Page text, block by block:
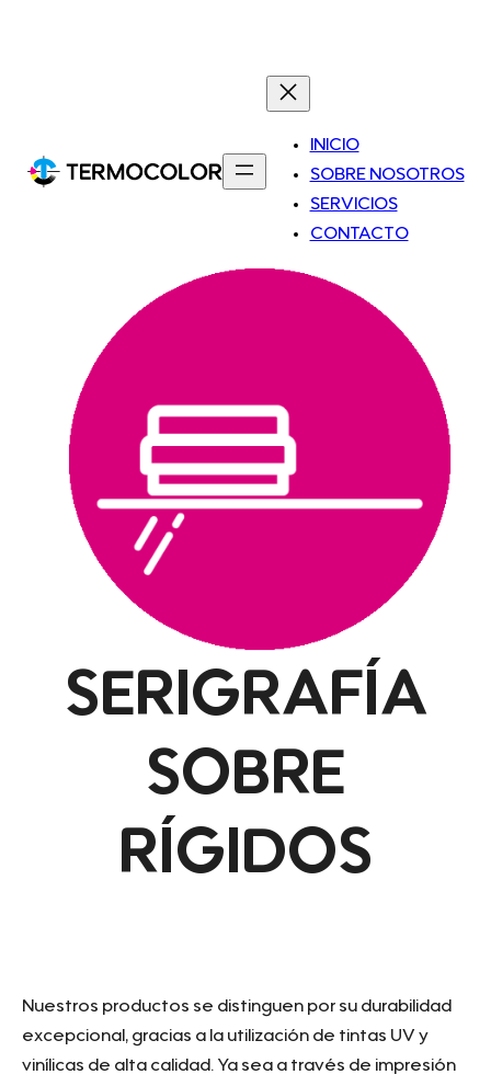
INICIO
SOBRE NOSOTROS
SERVICIOS
CONTACTO
SERIGRAFÍA
SOBRE
RÍGIDOS
Nuestros productos se distinguen por su durabilidad
excepcional, gracias a la utilización de tintas UV y
vinílicas de alta calidad. Ya sea a través de impresión